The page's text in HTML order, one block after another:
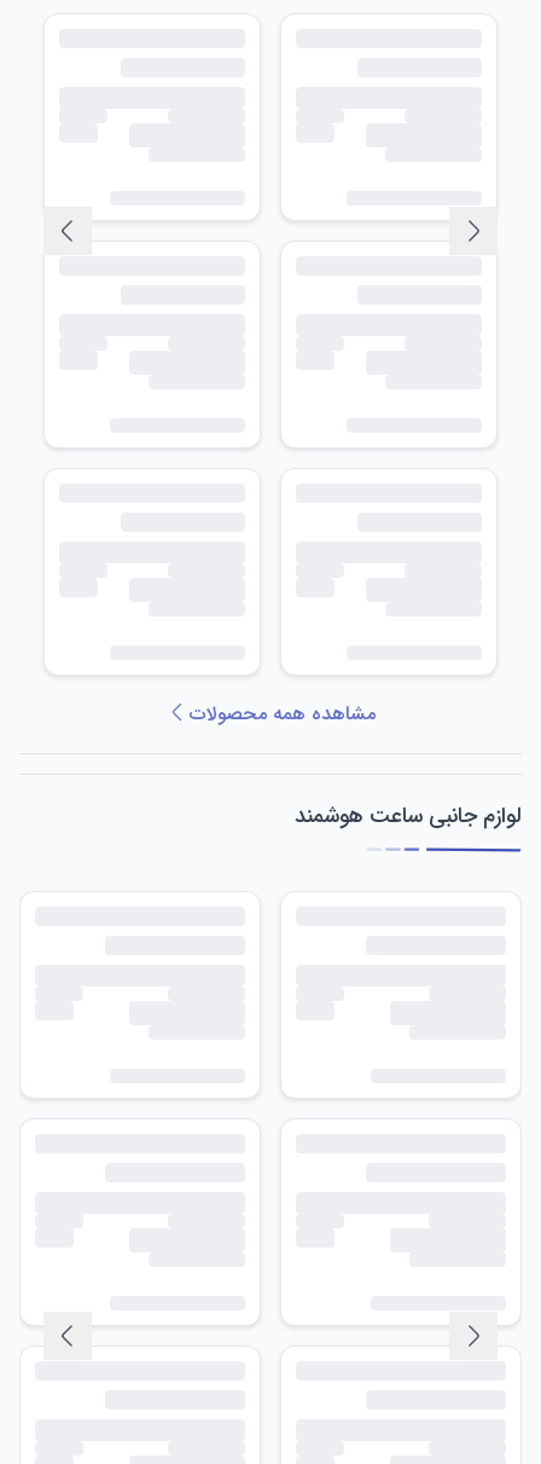
مشاهده همه محصولات
لوازم جانبی ساعت هوشمند